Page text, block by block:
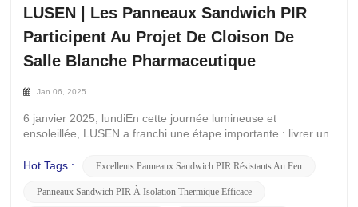
LUSEN | Les Panneaux Sandwich PIR
Participent Au Projet De Cloison De
Salle Blanche Pharmaceutique
Jan 06, 2025
6 janvier 2025, lundiEn cette journée lumineuse et
ensoleillée, LUSEN a franchi une étape importante : livrer un
(Polyisocyanurate) à une usine pharmaceutique de premier
engagement envers des...
Hot Tags : Excellents Panneaux Sandwich PIR Résistants Au Feu
Panneaux Sandwich PIR À Isolation Thermique Efficace